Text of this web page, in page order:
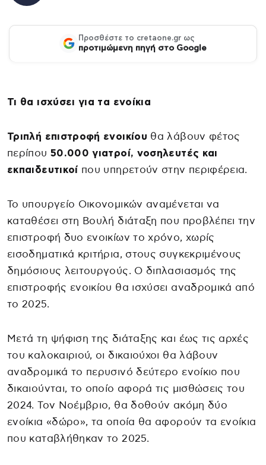
Προσθέστε το cretaone.gr ως
προτιμώμενη πηγή στο Google
Τι θα ισχύσει για τα ενοίκια
Τριπλή επιστροφή ενοικίου θα λάβουν φέτος
περίπου 50.000 γιατροί, νοσηλευτές και
εκπαιδευτικοί που υπηρετούν στην περιφέρεια.
Το υπουργείο Οικονομικών αναμένεται να
καταθέσει στη Βουλή διάταξη που προβλέπει την
επιστροφή δυο ενοικίων το χρόνο, χωρίς
εισοδηματικά κριτήρια, στους συγκεκριμένους
δημόσιους λειτουργούς. Ο διπλασιασμός της
επιστροφής ενοικίου θα ισχύσει αναδρομικά από
το 2025.
Μετά τη ψήφιση της διάταξης και έως τις αρχές
του καλοκαιριού, οι δικαιούχοι θα λάβουν
αναδρομικά το περυσινό δεύτερο ενοίκιο που
δικαιούνται, το οποίο αφορά τις μισθώσεις του
2024. Τον Νοέμβριο, θα δοθούν ακόμη δύο
ενοίκια «δώρο», τα οποία θα αφορούν τα ενοίκια
που καταβλήθηκαν το 2025.